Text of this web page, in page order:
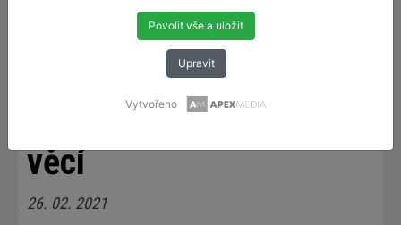
Vytvořeno
Upravit
Povolit vše a uložit
Praní ručně pletených věcí
Praní ručně pletených
věcí
26. 02. 2021